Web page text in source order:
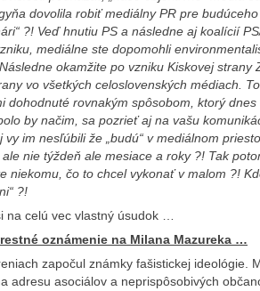
dovolila robiť mediálny PR pre
?! Veď hnutiu PS a následne aj koalícií
mediálne ste dopomohli
okamžite po vzniku Kiskovej
vo všetkých celoslovenských médiach.
dohodnuté rovnakým spôsobom, ktorý
by načim, sa pozrieť aj na vašu
im nesľúbili že „budú“ v mediálnom
ale nie týždeň ale mesiace a roky ?! Tak
niekomu, čo to chcel vykonať v malom ?!
?!
na celú vec vlastný úsudok …
oznámenie na Milana Mazureka …
započul známky fašistickej ideológie.
adresu asociálov a neprispôsobivých